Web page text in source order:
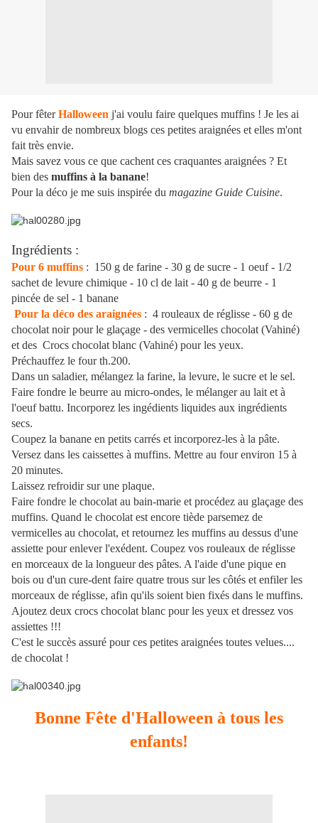
Pour fêterHalloween j'ai voulu faire quelques muffins ! Je les ai
vu envahir de nombreux blogs ces petites araignées et elles m'ont
fait très envie.
Mais savez vous ce que cachent ces craquantes araignées ? Et
bien des muffins à la banane!
Pour la déco je me suis inspirée du magazine Guide Cuisine.
Ingrédients :
Pour 6 muffins : 150 g de farine - 30 g de sucre - 1 oeuf - 1/2
sachet de levure chimique - 10 cl de lait - 40 g de beurre - 1
pincée de sel - 1 banane
Pour la déco des araignées : 4 rouleaux de réglisse - 60 g de
chocolat noir pour le glaçage - des vermicelles chocolat (Vahiné)
et des Crocs chocolat blanc (Vahiné) pour les yeux.
Préchauffez le four th.200.
Dans un saladier, mélangez la farine, la levure, le sucre et le sel.
Faire fondre le beurre au micro-ondes, le mélanger au lait et à
l'oeuf battu. Incorporez les ingédients liquides aux ingrédients
secs.
Coupez la banane en petits carrés et incorporez-les à la pâte.
Versez dans les caissettes à muffins. Mettre au four environ 15 à
20 minutes.
Laissez refroidir sur une plaque.
Faire fondre le chocolat au bain-marie et procédez au glaçage des
muffins. Quand le chocolat est encore tiède parsemez de
vermicelles au chocolat, et retournez les muffins au dessus d'une
assiette pour enlever l'exédent. Coupez vos rouleaux de réglisse
en morceaux de la longueur des pâtes. A l'aide d'une pique en
bois ou d'un cure-dent faire quatre trous sur les côtés et enfiler les
morceaux de réglisse, afin qu'ils soient bien fixés dans le muffins.
Ajoutez deux crocs chocolat blanc pour les yeux et dressez vos
assiettes !!!
C'est le succès assuré pour ces petites araignées toutes velues....
de chocolat !
Bonne Fête d'Halloween à tous les
enfants!